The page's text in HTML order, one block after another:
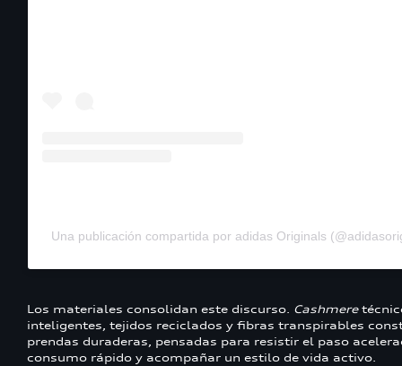
Una publicación compartida por adidas Originals
Los materiales consolidan este discurso. Cashmere
inteligentes, tejidos reciclados y fibras transpirables
prendas duraderas, pensadas para resistir el paso
consumo rápido y acompañar un estilo de vida activo.